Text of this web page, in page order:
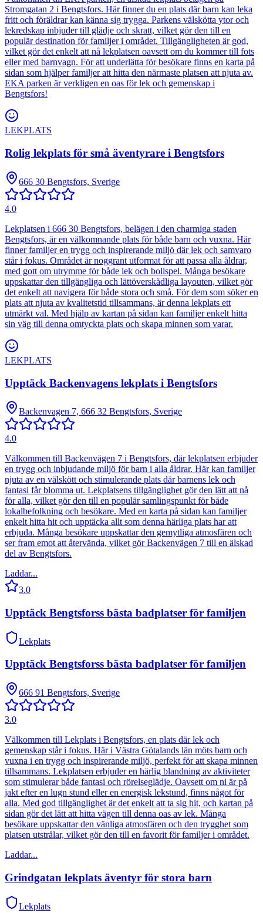
Stromgatan 2 i Bengtsfors. Här finner du en plats där barn kan leka
fritt och föräldrar kan känna sig trygga. Parkens välskötta ytor och
lekredskap inbjuder till glädje och skratt, vilket gör den till en
populär destination för familjer i området. Tillgängligheten är god,
vilket gör det enkelt att nå lekplatsen oavsett om du kommer till fots
eller med barnvagn. För att underlätta för besökare finns en karta på
sidan som hjälper familjer att hitta den närmaste platsen att njuta av.
EKA parken är verkligen en oas för lek och gemenskap i
Bengtsfors!
LEKPLATS
Rolig lekplats för små äventyrare i Bengtsfors
666 30 Bengtsfors, Sverige
4.0
Lekplatsen i 666 30 Bengtsfors, belägen i den charmiga staden
Bengtsfors, är en välkomnande plats för både barn och vuxna. Här
finner familjer en trygg och inspirerande miljö där lek och samvaro
står i fokus. Området är noggrant utformat för att passa alla åldrar,
med gott om utrymme för både lek och bollspel. Många besökare
uppskattar den tillgängliga och lättöverskådliga layouten, vilket gör
det enkelt att navigera för både stora och små. För dem som söker en
plats att njuta av kvalitetstid tillsammans, är denna lekplats ett
utmärkt val. Med hjälp av kartan på sidan kan familjer enkelt hitta
sin väg till denna omtyckta plats och skapa minnen som varar.
LEKPLATS
Upptäck Backenvagens lekplats i Bengtsfors
Backenvagen 7, 666 32 Bengtsfors, Sverige
4.0
Välkommen till Backenvägen 7 i Bengtsfors, där lekplatsen erbjuder
en trygg och inbjudande miljö för barn i alla åldrar. Här kan familjer
njuta av en välskött och stimulerande plats där barnens lek och
fantasi får blomma ut. Lekplatsens tillgänglighet gör den lätt att nå
för alla, vilket gör den till en populär samlingspunkt för både
lokalbefolkning och besökare. Med en karta på sidan kan familjer
enkelt hitta hit och upptäcka allt som denna härliga plats har att
erbjuda. Många besökare uppskattar den gemytliga atmosfären och
ser fram emot att återvända, vilket gör Backenvägen 7 till en älskad
del av Bengtsfors.
Laddar...
3.0
Upptäck Bengtsforss bästa badplatser för familjen
Lekplats
Upptäck Bengtsforss bästa badplatser för familjen
666 91 Bengtsfors, Sverige
3.0
Välkommen till Lekplats i Bengtsfors, en plats där lek och
gemenskap står i fokus. Här i Västra Götalands län möts barn och
vuxna i en trygg och inspirerande miljö, perfekt för att skapa minnen
tillsammans. Lekplatsen erbjuder en härlig blandning av aktiviteter
som stimulerar både fantasi och rörelseglädje. Oavsett om ni är på
jakt efter en lugn stund eller en energisk lekstund, finns något för
alla. Med god tillgänglighet är det enkelt att ta sig hit, och kartan på
sidan gör det lätt att hitta vägen till denna oas av lek. Många
besökare uppskattar den vänliga atmosfären och den trygghet som
platsen utstrålar, vilket gör den till en favorit för familjer i området.
Laddar...
Grindgatan lekplats äventyr för stora barn
Lekplats